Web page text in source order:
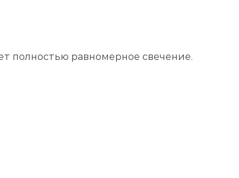
полностью равномерное свечение.